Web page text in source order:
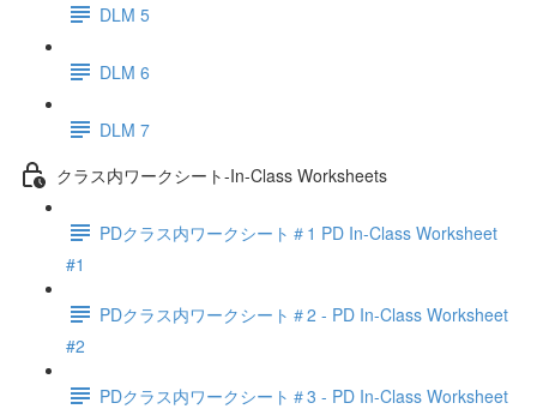
DLM 5
DLM 6
DLM 7
クラス内ワークシート-In-Class Worksheets
PDクラス内ワークシート＃1 PD In-Class Worksheet
#1
PDクラス内ワークシート＃2 - PD In-Class Worksheet
#2
PDクラス内ワークシート＃3 - PD In-Class Worksheet